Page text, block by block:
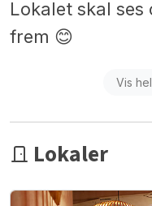
Lokalet skal ses
frem 😊
Vis
Lokaler